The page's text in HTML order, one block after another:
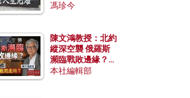
馮珍今
陳文鴻教授：北約
縱深空襲 俄羅斯
瀕臨戰敗邊緣？中
國零部件能左右戰
本社編輯部